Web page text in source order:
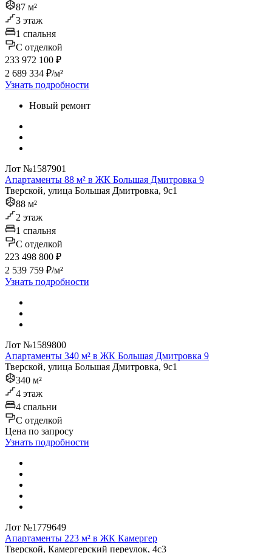
87 м²
3 этаж
1 спальня
C отделкой
233 972 100 ₽
2 689 334 ₽/м²
Узнать подробности
Новый ремонт
Лот №1587901
Апартаменты 88 м² в ЖК Большая Дмитровка 9
Тверской, улица Большая Дмитровка, 9с1
88 м²
2 этаж
1 спальня
C отделкой
223 498 800 ₽
2 539 759 ₽/м²
Узнать подробности
Лот №1589800
Апартаменты 340 м² в ЖК Большая Дмитровка 9
Тверской, улица Большая Дмитровка, 9с1
340 м²
4 этаж
4 спальни
C отделкой
Цена по запросу
Узнать подробности
Лот №1779649
Апартаменты 223 м² в ЖК Камергер
Тверской, Камергерский переулок, 4с3